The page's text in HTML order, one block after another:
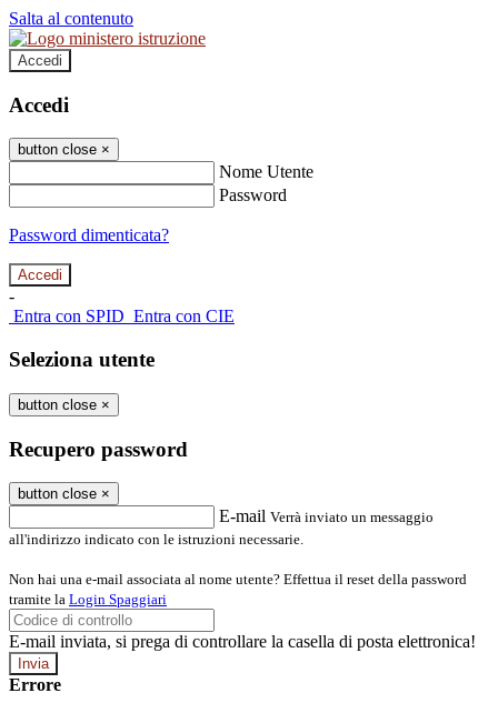
Salta al contenuto
Accedi
Accedi
button close ×
Nome Utente
Password
Password dimenticata?
-
Entra con SPID Entra con CIE
Seleziona utente
button close ×
Recupero password
button close ×
E-mail Verrà inviato un messaggio
all'indirizzo indicato con le istruzioni necessarie.
Non hai una e-mail associata al nome utente? Effettua il reset della password
tramite la Login Spaggiari
E-mail inviata, si prega di controllare la casella di posta elettronica!
Errore